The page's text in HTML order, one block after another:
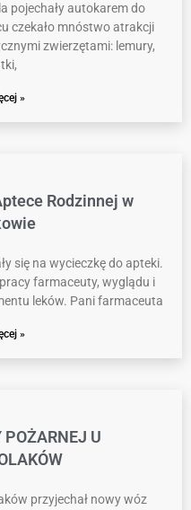
pojechały autokarem do
czekało mnóstwo atrakcji
zwierzętami: lemury,
»
Rodzinnej w
się na wycieczkę do apteki.
farmaceuty, wyglądu i
leków. Pani farmaceuta
»
U
przyjechał nowy wóz